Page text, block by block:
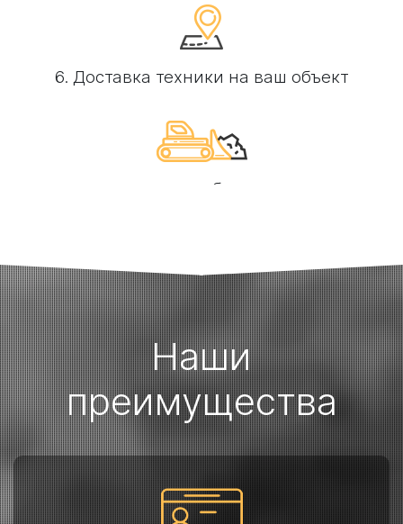
6. Доставка техники на ваш объект
7. Выполнение необходимых работ
Наши
преимущества